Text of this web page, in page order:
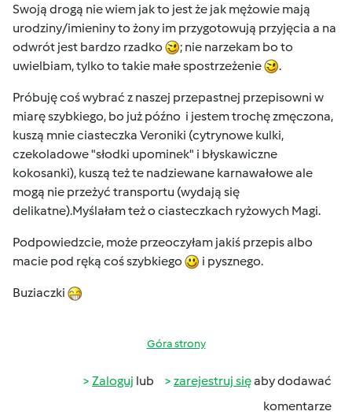
Swoją drogą nie wiem jak to jest że jak mężowie mają
urodziny/imieniny to żony im przygotowują przyjęcia a na
odwrót jest bardzo rzadko
; nie narzekam bo to
uwielbiam, tylko to takie małe spostrzeżenie
.
Próbuję coś wybrać z naszej przepastnej przepisowni w
miarę szybkiego, bo już późno i jestem trochę zmęczona,
kuszą mnie ciasteczka Veroniki (cytrynowe kulki,
czekoladowe "słodki upominek" i błyskawiczne
kokosanki), kuszą też te nadziewane karnawałowe ale
mogą nie przeżyć transportu (wydają się
delikatne).Myślałam też o ciasteczkach ryżowych Magi.
Podpowiedzcie, może przeoczyłam jakiś przepis albo
macie pod ręką coś szybkiego
i pysznego.
Buziaczki
Góra strony
Zaloguj lub zarejestruj sięaby dodawać
komentarze